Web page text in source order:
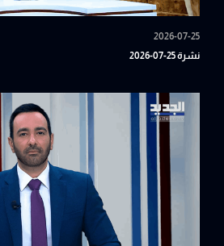
2026-07-25
نشرة 25-07-2026